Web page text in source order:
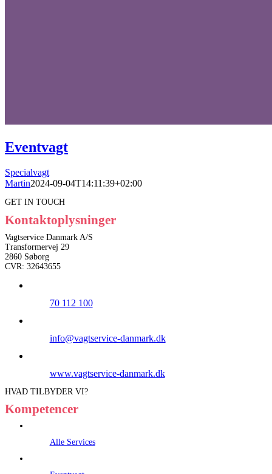
Eventvagt
Specialvagt
Martin2024-09-04T14:11:39+02:00
GET IN TOUCH
Kontaktoplysninger
Vagtservice Danmark A/S
Transformervej 29
2860 Søborg
CVR: 32643655
70 112 100
info@vagtservice-danmark.dk
www.vagtservice-danmark.dk
HVAD TILBYDER VI?
Kompetencer
Alle Services